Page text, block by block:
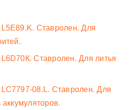
Ставролен. Для
Ставролен. Для литья
08.L. Ставролен. Для
аккумуляторов.